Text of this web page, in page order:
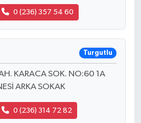
0 (236) 357 54 60
Turgutlu
KARACA SOK. NO:60 1A
ARKA SOKAK
0 (236) 314 72 82